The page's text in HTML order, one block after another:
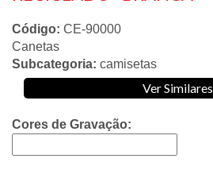
Código: CE-90000
Canetas
Subcategoria: camisetas
Ver Similares
Cores de Gravação: